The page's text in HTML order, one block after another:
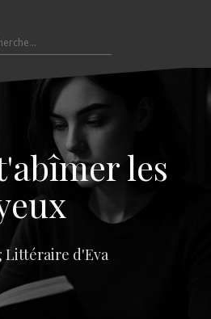
les
Littéraire d'Eva